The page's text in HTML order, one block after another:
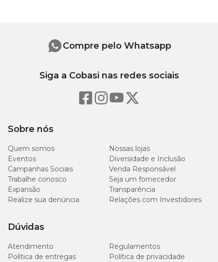
Sobre nós
Quem somos
Nossas lojas
Eventos
Diversidade e Inclusão
Campanhas Sociais
Venda Responsável
Trabalhe conosco
Seja um fornecedor
Expansão
Transparência
Realize sua denúncia
Relações com Investidores
Dúvidas
Atendimento
Regulamentos
Política de entregas
Política de privacidade
Compre pelo Whatsapp
Siga a Cobasi nas redes sociais